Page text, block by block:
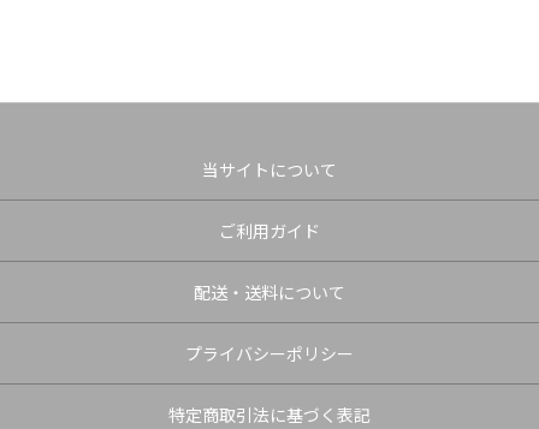
当サイトについて
ご利用ガイド
配送・送料について
プライバシーポリシー
特定商取引法に基づく表記